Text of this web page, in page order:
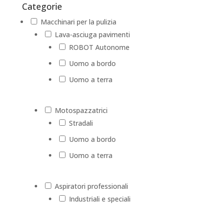
Categorie
Macchinari per la pulizia
Lava-asciuga pavimenti
ROBOT Autonome
Uomo a bordo
Uomo a terra
Motospazzatrici
Stradali
Uomo a bordo
Uomo a terra
Aspiratori professionali
Industriali e speciali